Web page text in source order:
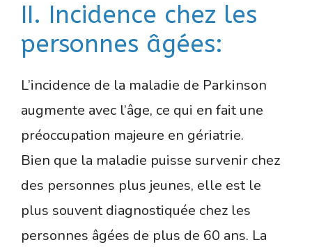
II. Incidence chez les
personnes âgées:
L’incidence de la maladie de Parkinson
augmente avec l’âge, ce qui en fait une
préoccupation majeure en gériatrie.
Bien que la maladie puisse survenir chez
des personnes plus jeunes, elle est le
plus souvent diagnostiquée chez les
personnes âgées de plus de 60 ans. La